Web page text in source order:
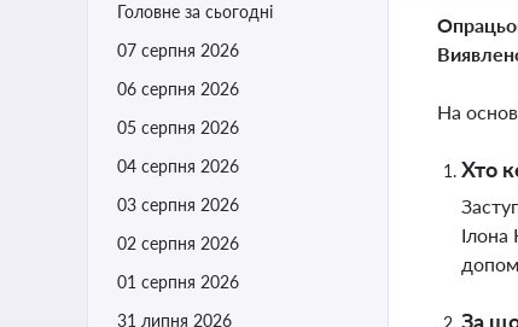
Головне за сьогодні
07 серпня 2026
06 серпня 2026
05 серпня 2026
04 серпня 2026
03 серпня 2026
02 серпня 2026
01 серпня 2026
31 липня 2026
На
Хто
Ілона
За